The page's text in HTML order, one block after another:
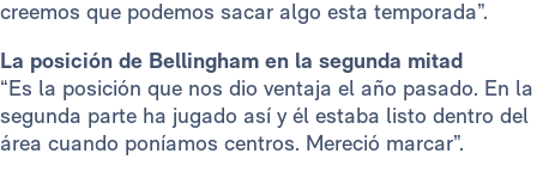
creemos que podemos sacar algo esta temporada”.
La posición de Bellingham en la segunda mitad
“Es la posición que nos dio ventaja el año pasado. En la
segunda parte ha jugado así y él estaba listo dentro del
área cuando poníamos centros. Mereció marcar”.